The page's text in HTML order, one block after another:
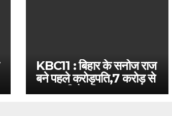
KBC11 : बिहार के सनोज राज
बने पहले करोड़पति,7 करोड़ से
बस इतनी है दूरी